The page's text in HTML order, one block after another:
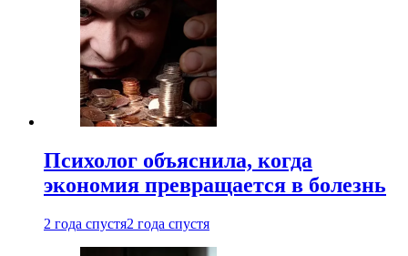
Психолог объяснила, когда
экономия превращается в болезнь
2 года спустя2 года спустя